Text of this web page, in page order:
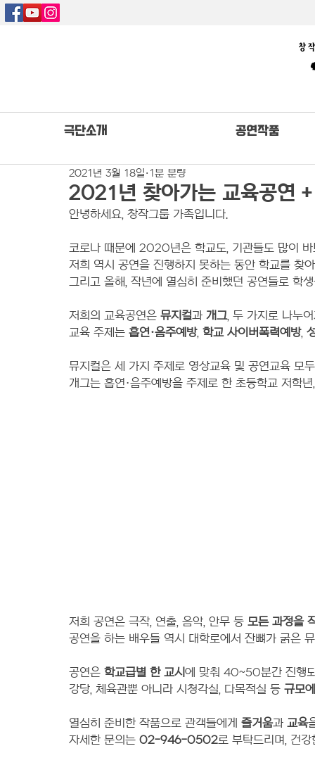
극단소개 공연작품
2021년 찾아가는 교육공연
2021년 3월 18일 1분 분량
안녕하세요, 창작그룹 가족입니다.
코로나 때문에 2020년은 학교도, 기관들도 많이 바
저희 역시 공연을 진행하지 못하는 동안 학교를 찾
그리고 올해, 작년에 열심히 준비했던 공연들로 학
저희의 교육공연은 뮤지컬과 개그, 두 가지로 나누
교육 주제는 흡연·음주예방, 학교 사이버폭력예방,
뮤지컬은 세 가지 주제로 영상교육 및 공연교육 모
개그는 흡연·음주예방을 주제로 한 초등학교 저학
저희 공연은 극작, 연출, 음악, 안무 등 모든 과정을
공연을 하는 배우들 역시 대학로에서 잔뼈가 굵은
공연은 학교급별 한 교시에 맞춰 40~50분간 진행
강당, 체육관뿐 아니라 시청각실, 다목적실 등 규모
열심히 준비한 작품으로 관객들에게 즐거움과 교육
자세한 문의는 02-946-0502로 부탁드리며, 건